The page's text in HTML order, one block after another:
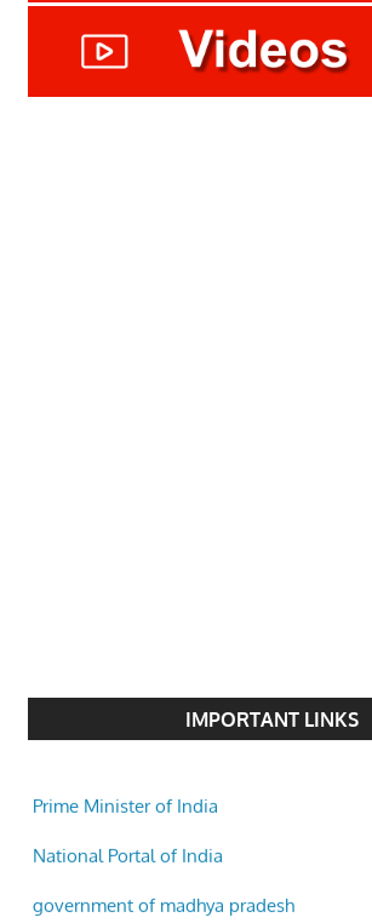
IMPORTANT LINKS
National Portal of India
government of madhya pradesh
Indore Municipal Corporation